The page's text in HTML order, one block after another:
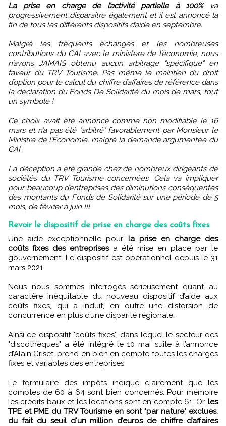
La prise en charge de l’activité partielle à 100%va
progressivement disparaître également et il est annoncé la
fin de tous les différents dispositifs d’aide en septembre.
Malgré les fréquents échanges et les nombreuses
contributions du CAI avec le ministère de l’économie, nous
n’avons JAMAIS obtenu aucun arbitrage "spécifique" en
faveur du TRV Tourisme. Pas même le maintien du droit
d’option pour le calcul du chiffre d’affaires de référence dans
la déclaration du Fonds De Solidarité du mois de mars, tout
un symbole !
Ce choix avait été annoncé comme non modifiable le 16
mars et n’a pas été "arbitré" favorablement par Monsieur le
Ministre de l’Économie, malgré la demande argumentée du
CAI.
La déception a été grande chez de nombreux dirigeants de
sociétés du TRV Tourisme concernées. Cela va impliquer
pour beaucoup d’entreprises des diminutions conséquentes
des montants du Fonds de Solidarité sur une période de 5
mois, de février à juin !!!
Revoir le dispositif de prise en charge des coûts fixes
Une aide exceptionnelle pour la prise en charge des
coûts fixes des entreprisesa été mise en place par le
gouvernement. Le dispositif est opérationnel depuis le 31
mars 2021.
Nous nous sommes interrogés sérieusement quant au
caractère inéquitable du nouveau dispositif d’aide aux
coûts fixes, qui a induit, en outre une distorsion de
concurrence en plus d’une disparité régionale.
Ainsi ce dispositif "coûts fixes", dans lequel le secteur des
"discothèques" a été intégré le 10 mai suite à l’annonce
d’Alain Griset, prend en bien en compte toutes les charges
fixes et variables des entreprises.
Le formulaire des impôts indique clairement que les
comptes de 60 à 64 sont bien concernés. Pour mémoire
les crédits baux et les locations sont en compte 61. Or, les
TPE et PME du TRV Tourisme en sont "par nature" exclues,
du fait du seuil d'un million d’euros de chiffre d’affaires